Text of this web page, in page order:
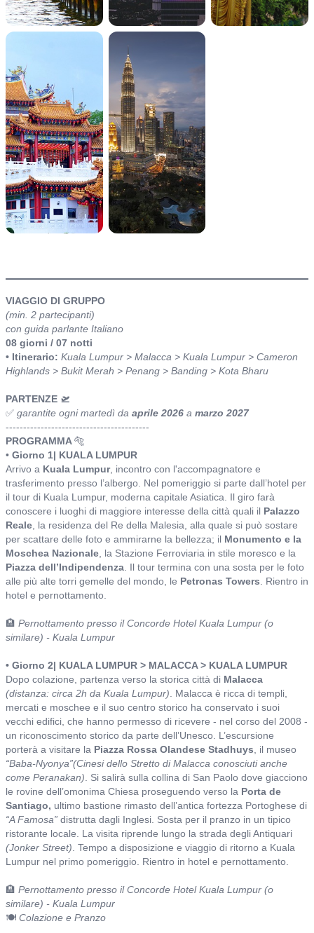
VIAGGIO DI GRUPPO
(min. 2 partecipanti)
con guida parlante Italiano
08 giorni / 07 notti
• Itinerario: Kuala Lumpur > Malacca > Kuala Lumpur > Cameron
Highlands > Bukit Merah > Penang > Banding > Kota Bharu
PARTENZE 🛫
✅ garantite ogni martedì da aprile 2026 a marzo 2027
-----------------------------------------
PROGRAMMA🐅
• Giorno 1| KUALA LUMPUR
Arrivo a Kuala Lumpur, incontro con l'accompagnatore e
trasferimento presso l’albergo. Nel pomeriggio si parte dall’hotel per
il tour di Kuala Lumpur, moderna capitale Asiatica. Il giro farà
conoscere i luoghi di maggiore interesse della città quali il Palazzo
Reale , la residenza del Re della Malesia, alla quale si può sostare
per scattare delle foto e ammirarne la bellezza; il Monumento e la
Moschea Nazionale , la Stazione Ferroviaria in stile moresco e la
Piazza dell’Indipendenza . Il tour termina con una sosta per le foto
alle più alte torri gemelle del mondo, le Petronas Towers . Rientro in
hotel e pernottamento.
🏨 Pernottamento presso il Concorde Hotel Kuala Lumpur (o
similare) - Kuala Lumpur
• Giorno 2| KUALA LUMPUR > MALACCA > KUALA LUMPUR
Dopo colazione, partenza verso la storica città di Malacca
(distanza: circa 2h da Kuala Lumpur) . Malacca è ricca di templi,
mercati e moschee e il suo centro storico ha conservato i suoi
vecchi edifici, che hanno permesso di ricevere - nel corso del 2008 -
un riconoscimento storico da parte dell’Unesco. L’escursione
porterà a visitare la Piazza Rossa Olandese Stadhuys , il museo
“Baba-Nyonya”(Cinesi dello Stretto di Malacca conosciuti anche
come Peranakan) . Si salirà sulla collina di San Paolo dove giacciono
le rovine dell’omonima Chiesa proseguendo verso la Porta de
Santiago, ultimo bastione rimasto dell’antica fortezza Portoghese di
“A Famosa” distrutta dagli Inglesi. Sosta per il pranzo in un tipico
ristorante locale. La visita riprende lungo la strada degli Antiquari
(Jonker Street) . Tempo a disposizione e viaggio di ritorno a Kuala
Lumpur nel primo pomeriggio. Rientro in hotel e pernottamento.
🏨 Pernottamento presso il Concorde Hotel Kuala Lumpur (o
similare) - Kuala Lumpur
🍽️ Colazione e Pranzo